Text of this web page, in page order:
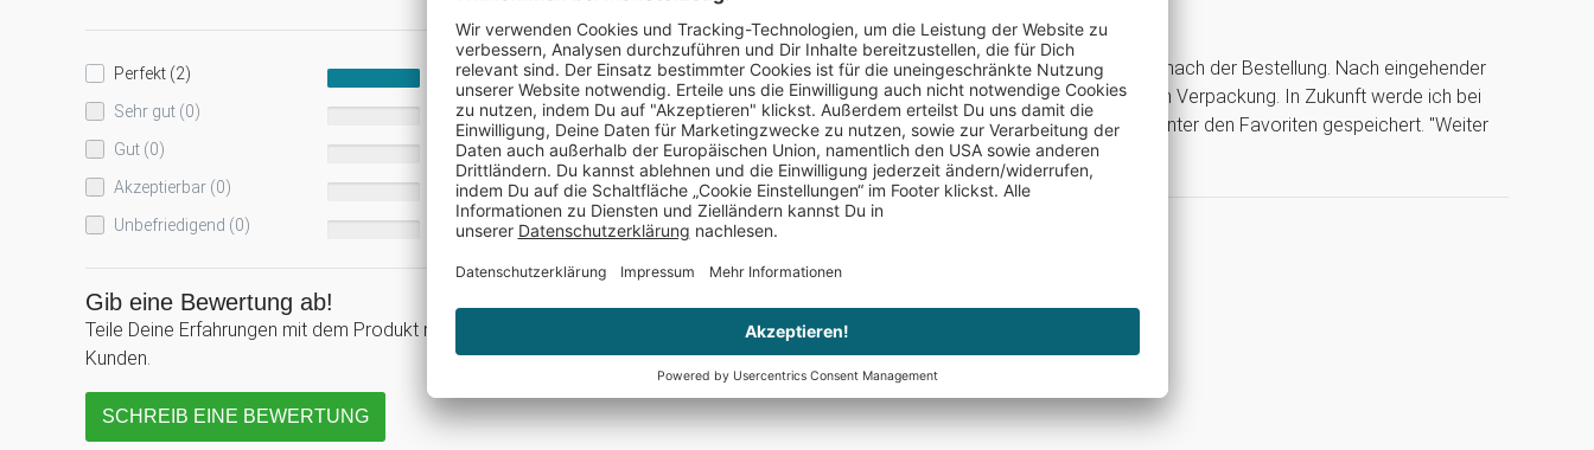
Perfekt (2)
100%
Sehr gut (0)
0%
Gut (0)
0%
Akzeptierbar (0)
0%
Unbefriedigend (0)
0%
Gib eine Bewertung ab!
Teile Deine Erfahrungen mit dem Produkt mit anderen
Kunden.
SCHREIB EINE BEWERTUNG
Weingläser
Hallo Miteinander! Ich habe heute Ihre Lieferung bekommen, ultraschnell nach der Bestellung. Nach eingehender
Prüfung keinerlei Makel gefunden auch wegen der sicheren und perfekten Verpackung. In Zukunft werde ich bei
der nächsten Geschenkesuche auf Sie zurückkommen. Sie sind bereits unter den Favoriten gespeichert. "Weiter
So" Gruß Wolfgang Brasch
Anonymschrieb am 08.06.2025
Sehr guter und schneller Ersatzservice.